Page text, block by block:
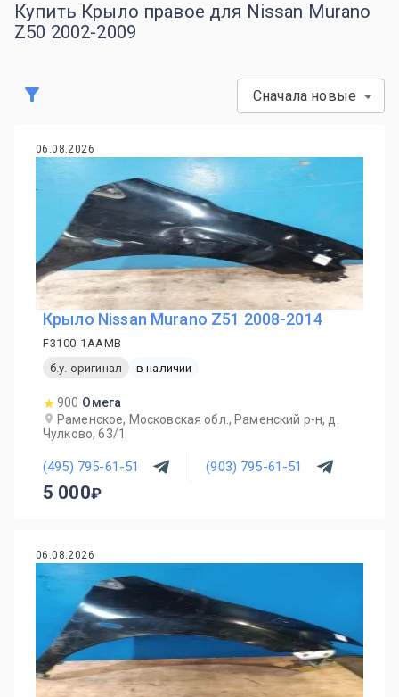
Купить Крыло правое для Nissan Murano
Z50 2002-2009
Сначала новые
06.08.2026
Крыло Nissan Murano Z51 2008-2014
F3100-1AAMB
б.у. оригинал
в наличии
900 Омега
Раменское, Московская обл., Раменский р-н, д.
Чулково, 63/1
(495) 795-61-51 (903) 795-61-51
5 000
06.08.2026